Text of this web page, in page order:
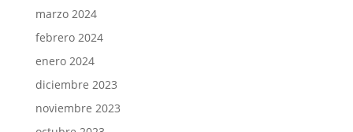
marzo 2024
febrero 2024
enero 2024
diciembre 2023
noviembre 2023